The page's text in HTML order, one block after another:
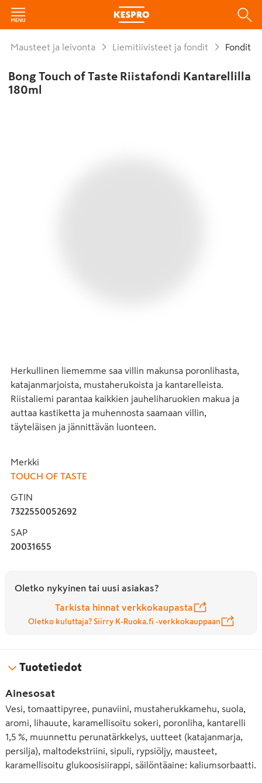
Mausteet ja leivonta Liemitiivisteet ja fondit Fondit
Bong Touch of Taste Riistafondi Kantarellilla
180ml
Herkullinen liememme saa villin makunsa poronlihasta,
katajanmarjoista, mustaherukoista ja kantarelleista.
Riistaliemi parantaa kaikkien jauheliharuokien makua ja
auttaa kastiketta ja muhennosta saamaan villin,
täyteläisen ja jännittävän luonteen.
Merkki
TOUCH OF TASTE
GTIN
7322550052692
SAP
20031655
Oletko nykyinen tai uusi asiakas?
Tarkista hinnat verkkokaupasta
Oletko kuluttaja? Siirry K-Ruoka.fi -verkkokauppaan
Tuotetiedot
Ainesosat
Vesi, tomaattipyree, punaviini, mustaherukkamehu, suola,
aromi, lihauute, karamellisoitu sokeri, poronliha, kantarelli
1,5 %, muunnettu perunatärkkelys, uutteet (katajanmarja,
persilja), maltodekstriini, sipuli, rypsiöljy, mausteet,
karamellisoitu glukoosisiirappi, säilöntäaine: kaliumsorbaatti.